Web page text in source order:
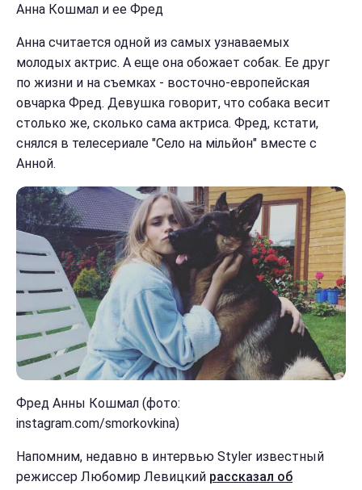
Анна Кошмал и ее Фред
Анна считается одной из самых узнаваемых
молодых актрис. А еще она обожает собак. Ее друг
по жизни и на съемках - восточно-европейская
овчарка Фред. Девушка говорит, что собака весит
столько же, сколько сама актриса. Фред, кстати,
снялся в телесериале "Село на мільйон" вместе с
Анной.
Фред Анны Кошмал (фото:
instagram.com/smorkovkina)
Напомним, недавно в интервью Styler известный
режиссер Любомир Левицкий рассказал об